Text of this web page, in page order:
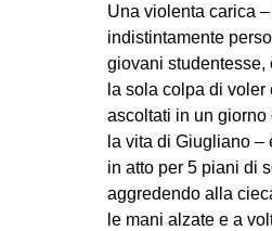
MEDIO
MONDO
in
Fb
Una violenta carica
indistintamente
giovani studentesse,
la sola colpa di voler
ascoltati in un giorno
la vita di Giugliano –
in atto per 5 piani di
aggredendo alla
le mani alzate e a